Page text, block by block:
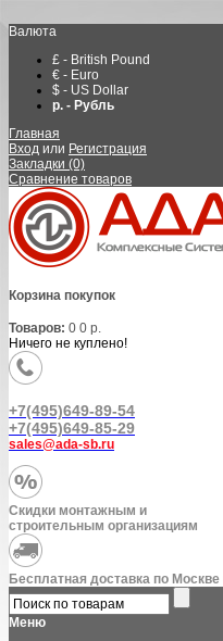
Валюта
£ - British Pound
€ - Euro
$ - US Dollar
р. - Рубль
Главная
Вход или Регистрация
Закладки (0)
Сравнение товаров
Корзина покупок
Товаров: 0 0 р.
Ничего не куплено!
+7(495)649-89-54
+7(495)649-85-29
sales@ada-sb.ru
Скидки монтажным и
строительным организациям
Бесплатная доставка по
Меню